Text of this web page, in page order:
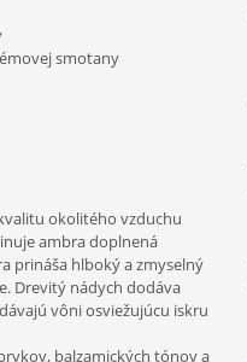
smotany
okolitého vzduchu
ambra doplnená
prináša hlboký a zmyselný
Drevitý nádych dodáva
vôni osviežujúcu iskru
balzamických tónov a